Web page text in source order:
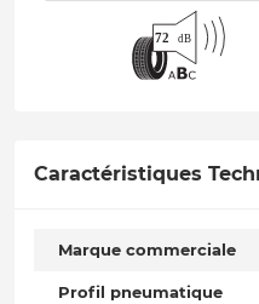
Caractéristiques
Marque commerciale
Profil pneumatique